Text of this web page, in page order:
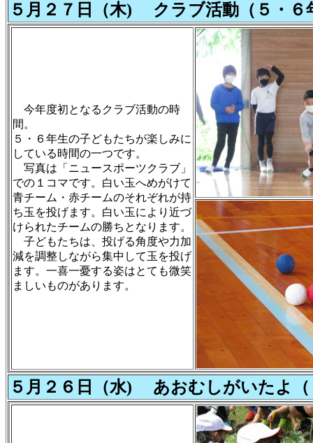
５月２７日（木) クラブ活動（５・６
今年度初となるクラブ活動の時
間。
５・６年生の子どもたちが楽しみに
している時間の一つです。
写真は「ニュースポーツクラブ」
での１コマです。白い玉へめがけて
青チーム・赤チームのそれぞれが持
ち玉を投げます。白い玉により近づ
けられたチームの勝ちとなります。
子どもたちは、投げる角度や力加
減を調整しながら集中して玉を投げ
ます。一喜一憂する姿はとても微笑
ましいものがあります。
５月２６日（水) あおむしがいたよ（